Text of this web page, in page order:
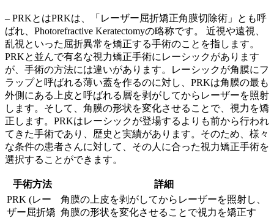
– PRKとはPRKは、「レーザー屈折矯正角膜切除術」とも呼
ばれ、Photorefractive Keratectomyの略称です。 近視や遠視、
乱視といった屈折異常を矯正する手術のことを指します。
PRKと並んで有名な視力矯正手術にレーシックがあります
が、 手術の方法には違いがあります。レーシックが角膜にフ
ラップと呼ばれる薄い蓋を作るのに対し、PRKは角膜の最も
外側にある上皮と呼ばれる層を剥がしてからレーザーを照射
します。そして、角膜の形状を変化させることで、視力を矯
正します。 PRKはレーシックが登場するよりも前から行われ
てきた手術であり、歴史と実績があります。そのため、様々
な条件の患者さんに対して、その人に合った視力矯正手術を
選択することができます。
手術方法
詳細
PRK (レー
ザー屈折矯
角膜の上皮を剥がしてからレーザーを照射し、
角膜の形状を変化させることで視力を矯正す